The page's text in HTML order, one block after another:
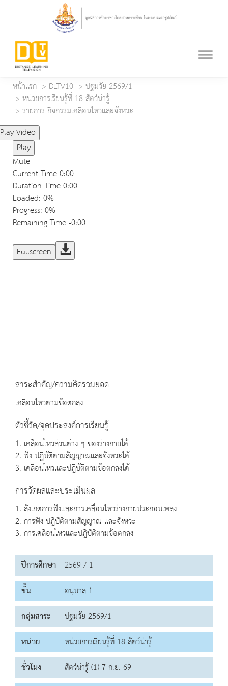
หน้าแรก DLTV10
ปฐมวัย 2569/1
หน่วยการเรียนรู้ที่ 18 สัตว์น่ารู้
รายการ กิจกรรมเคลื่อนไหวและจังหวะ
Play Video
Play
Mute
Current Time0:00
Duration Time0:00
Loaded: 0%
Progress: 0%
Remaining Time-0:00
Fullscreen
สาระสำคัญ/ความคิดรวมยอด
เคลื่อนไหวตามข้อตกลง
ตัวชี้วัด/จุดประสงค์การเรียนรู้
1. เคลื่อนไหวส่วนต่าง ๆ ของร่างกายได้
2. ฟัง ปฏิบัติตามสัญญาณและจังหวะได้
3. เคลื่อนไหวและปฏิบัติตามข้อตกลงได้
การวัดผลและประเมินผล
1. สังเกตการฟังและการเคลื่อนไหวร่างกายประกอบเพลง
2. การฟัง ปฏิบัติตามสัญญาณ และจังหวะ
3. การเคลื่อนไหวและปฏิบัติตามข้อตกลง
ปีการศึกษา 2569 / 1
ชั้น
อนุบาล 1
กลุ่มสาระ
ปฐมวัย 2569/1
หน่วย
หน่วยการเรียนรู้ที่ 18 สัตว์น่ารู้
ชั่วโมง
สัตว์น่ารู้ (1) 7 ก.ย. 69